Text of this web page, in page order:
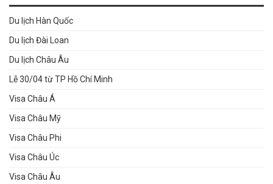
Du lịch Hàn Quốc
Du lịch Đài Loan
Du lịch Châu Âu
Lễ 30/04 từ TP Hồ Chí Minh
Visa Châu Á
Visa Châu Mỹ
Visa Châu Phi
Visa Châu Úc
Visa Châu Âu